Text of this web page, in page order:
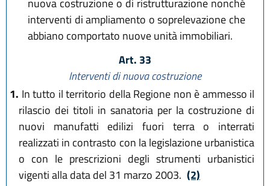
nuova costruzione o di ristrutturazione nonché
interventi di ampliamento o soprelevazione che
abbiano comportato nuove unità immobiliari.
Art. 33
Interventi di nuova costruzione
1. In tutto il territorio della Regione non è ammesso il
rilascio dei titoli in sanatoria per la costruzione di
nuovi manufatti edilizi fuori terra o interrati
realizzati in contrasto con la legislazione urbanistica
o con le prescrizioni degli strumenti urbanistici
vigenti alla data del 31 marzo 2003. (2)